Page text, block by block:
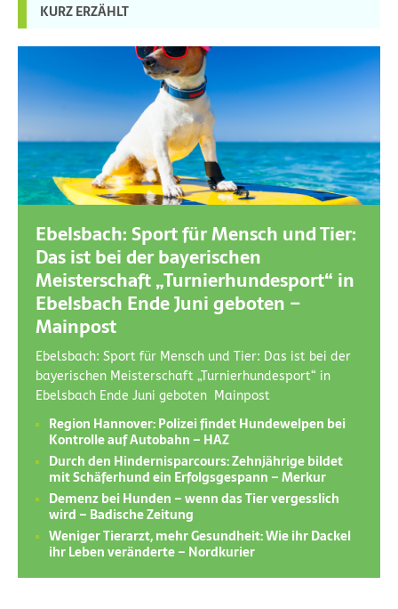
KURZ ERZÄHLT
Ebelsbach: Sport für Mensch und Tier:
Das ist bei der bayerischen
Meisterschaft „Turnierhundesport“ in
Ebelsbach Ende Juni geboten –
Mainpost
Ebelsbach: Sport für Mensch und Tier: Das ist bei der
bayerischen Meisterschaft „Turnierhundesport“ in
Ebelsbach Ende Juni geboten Mainpost
Region Hannover: Polizei findet Hundewelpen bei
Kontrolle auf Autobahn – HAZ
Durch den Hindernisparcours: Zehnjährige bildet
mit Schäferhund ein Erfolgsgespann – Merkur
Demenz bei Hunden – wenn das Tier vergesslich
wird – Badische Zeitung
Weniger Tierarzt, mehr Gesundheit: Wie ihr Dackel
ihr Leben veränderte – Nordkurier